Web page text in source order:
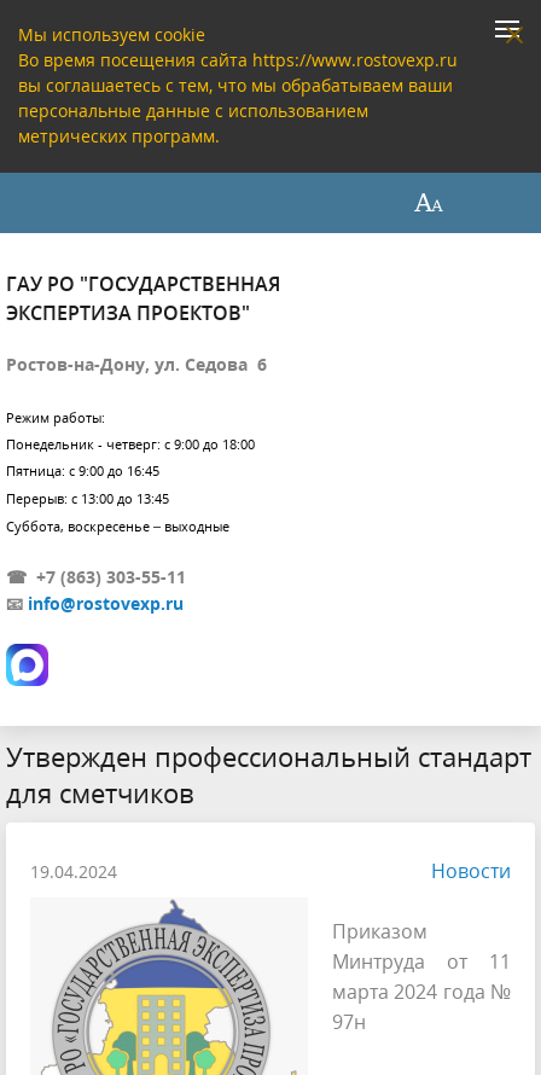
Мы используем cookie
Во время посещения сайта https://www.rostovexp.ru
вы соглашаетесь с тем, что мы обрабатываем ваши
персональные данные с использованием
метрических программ.
ГАУ РО "ГОСУДАРСТВЕННАЯ
ЭКСПЕРТИЗА ПРОЕКТОВ"
Ростов-на-Дону, ул. Седова 6
Режим работы:
Понедельник - четверг: с 9:00 до 18:00
Пятница: с 9:00 до 16:45
Перерыв: с 13:00 до 13:45
Суббота, воскресенье – выходные
☎ +7 (863) 303-55-11
📧 info@rostovexp.ru
Утвержден профессиональный стандарт
для сметчиков
19.04.2024 Новости
Приказом
Минтруда от 11
марта 2024 года №
97н